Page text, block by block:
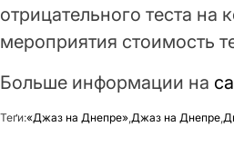
отрицательного теста на
мероприятия стоимость
Больше информации на
Теґи:«Джаз на Днепре»,Джаз на Днепре,